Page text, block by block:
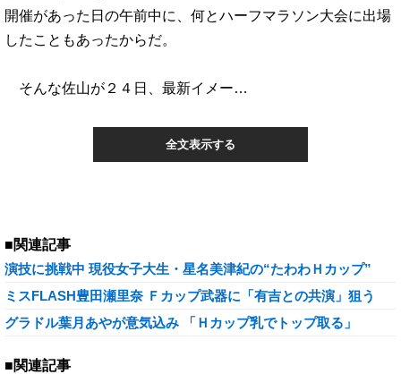
開催があった日の午前中に、何とハーフマラソン大会に出場
したこともあったからだ。
そんな佐山が２４日、最新イメー…
全文表示する
■関連記事
演技に挑戦中 現役女子大生・星名美津紀の“たわわＨカップ”
ミスFLASH豊田瀬里奈 Ｆカップ武器に「有吉との共演」狙う
グラドル葉月あやが意気込み 「Ｈカップ乳でトップ取る」
■関連記事